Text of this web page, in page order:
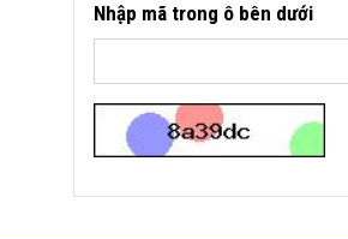
Nhập mã trong ô bên dưới